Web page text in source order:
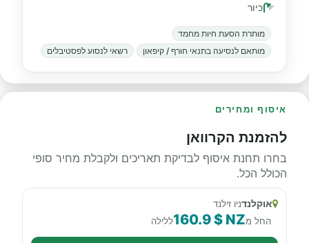
כיור
מותרת הסעת חיות מחמד
מותאם לנסיעה בתנאי חורף / קיפאון
רשאי לנסוע לפסטיבלים
איסוף ומחירים
להזמנת הקרוואן
בחרו תחנת איסוף לבדיקת תאריכים ולקבלת מחיר סופי
הכולל הכל.
אוקלנדניו זילנד
החל מ160.9 $ NZללילה